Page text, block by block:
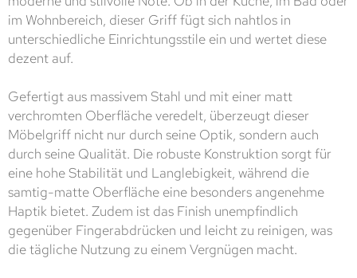
im Wohnbereich, dieser Griff fügt sich nahtlos in
unterschiedliche Einrichtungsstile ein und wertet diese
dezent auf.
Gefertigt aus massivem Stahl und mit einer matt
verchromten Oberfläche veredelt, überzeugt dieser
Möbelgriff nicht nur durch seine Optik, sondern auch
durch seine Qualität. Die robuste Konstruktion sorgt für
eine hohe Stabilität und Langlebigkeit, während die
samtig-matte Oberfläche eine besonders angenehme
Haptik bietet. Zudem ist das Finish unempfindlich
gegenüber Fingerabdrücken und leicht zu reinigen, was
die tägliche Nutzung zu einem Vergnügen macht.